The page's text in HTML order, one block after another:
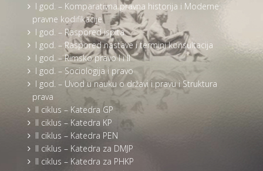
I god. – Komparativna pravna historija i Moderne
pravne kodifikacije
I god. – Raspored ispita
I god. – Raspored nastave i termini konsultacija
I god. – Rimsko pravo I i II
I god. – Sociologija i pravo
I god. – Uvod u nauku o državi i pravu i Struktura
prava
II ciklus – Katedra GP
II ciklus – Katedra KP
II ciklus – Katedra PEN
II ciklus – Katedra za DMJP
II ciklus – Katedra za PHKP